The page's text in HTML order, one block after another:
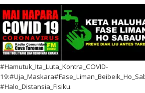
#Hamutuk_Ita_Luta_Kontra_COVID-
#Halo_Distansia_Fisiku.